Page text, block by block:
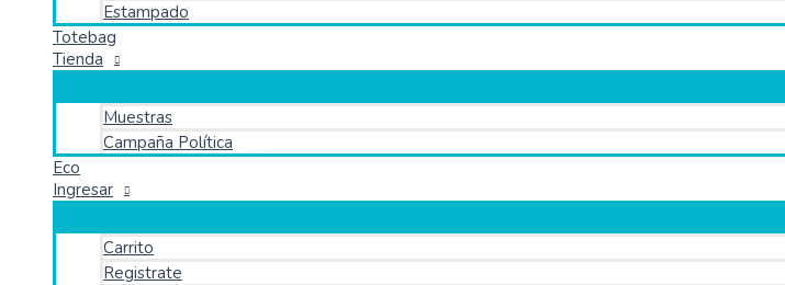
Estampado
Totebag
Tienda
Muestras
Campaña Política
Eco
Ingresar
Carrito
Registrate